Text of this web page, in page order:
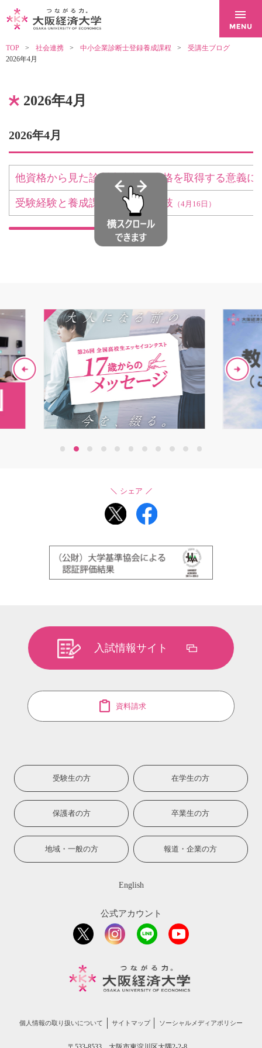
TOP 社会連携 中小企業診断士登録養成課程
受講生ブログ
2026年4月
2026年4月
2026年4月
他資格から見た診断士資格～資格を取得する意義に
受験経験と養成課程という選択肢 （4月16日）
2 4 5 7 9
シェア
入試情報サイト
資料請求
受験生の方 在学生の方
保護者の方 卒業生の方
地域・一般の方 報道・企業の方
English
公式アカウント
個人情報の取り扱いについて サイトマップ ソーシャルメディアポリシー